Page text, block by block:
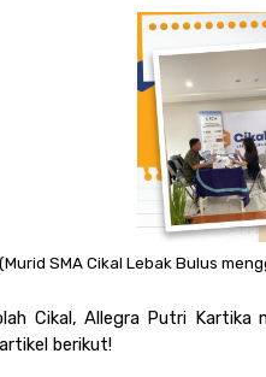
(Murid SMA Cikal Lebak Bulus
Cikal, Allegra Putri Kartika
berikut!